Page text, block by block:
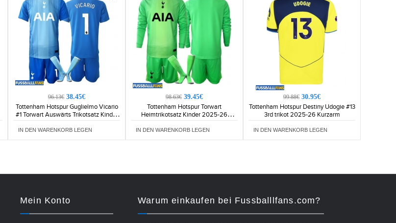
96.13€ 38.45€
Tottenham Hotspur Guglielmo Vicario
#1 Torwart Auswärts Trikotsatz Kinder
2025-26 Kurzarm (+ Kurze Hosen)
IN DEN WARENKORB LEGEN
98.63€ 39.45€
Tottenham Hotspur Torwart
Heimtrikotsatz Kinder 2025-26
Langarm (+ Kurze Hosen)
IN DEN WARENKORB LEGEN
99.88€ 30.95€
Tottenham Hotspur Destiny Udogie #13
3rd trikot 2025-26 Kurzarm
IN DEN WARENKORB LEGEN
Mein Konto Warum einkaufen bei Fussballlfans.com?